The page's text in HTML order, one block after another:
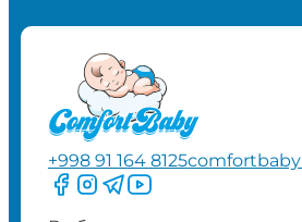
+998 91 164 8125
Следите за нами на
Следите за нами в
Следите за нами в
Следите за нами в